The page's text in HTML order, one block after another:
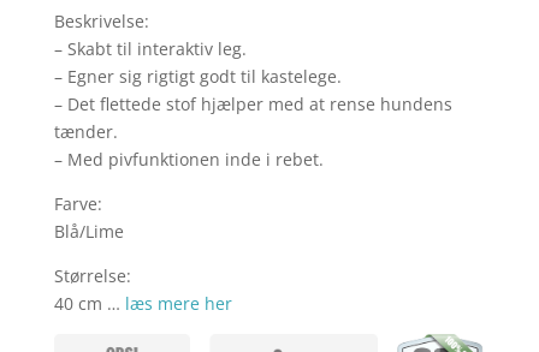
Beskrivelse:
– Skabt til interaktiv leg.
– Egner sig rigtigt godt til kastelege.
– Det flettede stof hjælper med at rense hundens
tænder.
– Med pivfunktionen inde i rebet.
Farve:
Blå/Lime
Størrelse:
40 cm … læs mere her